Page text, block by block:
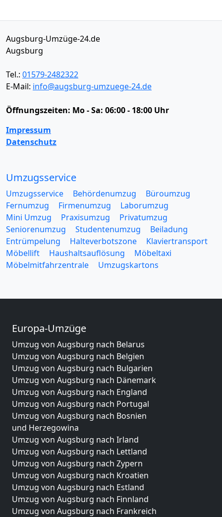
Augsburg-Umzüge-24.de
Augsburg
Tel.: 01579-2482322
E-Mail: info@augsburg-umzuege-24.de
Öffnungszeiten: Mo - Sa: 06:00 - 18:00 Uhr
Impressum
Datenschutz
Umzugsservice
Umzugsservice Behördenumzug
Büroumzug
Fernumzug
Firmenumzug
Laborumzug
Mini Umzug
Praxisumzug
Privatumzug
Seniorenumzug
Studentenumzug
Beiladung
Entrümpelung
Halteverbotszone
Klaviertransport
Möbellift
Haushaltsauflösung
Möbeltaxi
Möbelmitfahrzentrale
Umzugskartons
Europa-Umzüge
Umzug von Augsburg nach Belarus
Umzug von Augsburg nach Belgien
Umzug von Augsburg nach Bulgarien
Umzug von Augsburg nach Dänemark
Umzug von Augsburg nach England
Umzug von Augsburg nach Portugal
Umzug von Augsburg nach Bosnien
und Herzegowina
Umzug von Augsburg nach Irland
Umzug von Augsburg nach Lettland
Umzug von Augsburg nach Zypern
Umzug von Augsburg nach Kroatien
Umzug von Augsburg nach Estland
Umzug von Augsburg nach Finnland
Umzug von Augsburg nach Frankreich